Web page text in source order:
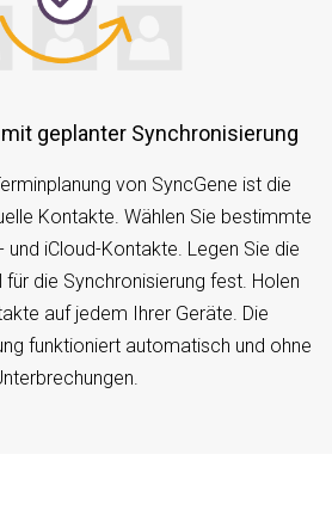
mit geplanter Synchronisierung
von SyncGene ist die
Kontakte. Wählen Sie bestimmte
und iCloud-Kontakte. Legen Sie die
die Synchronisierung fest. Holen
auf jedem Ihrer Geräte. Die
funktioniert automatisch und ohne